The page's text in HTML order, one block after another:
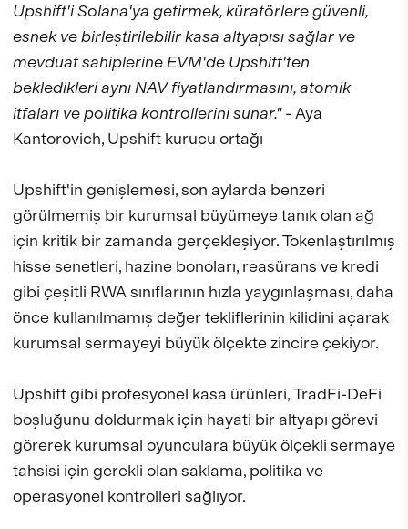
Upshift'i Solana'ya getirmek, küratörlere güvenli,
esnek ve birleştirilebilir kasa altyapısı sağlar ve
mevduat sahiplerine EVM'de Upshift'ten
bekledikleri aynı NAV fiyatlandırmasını, atomik
itfaları ve politika kontrollerini sunar."- Aya
Kantorovich, Upshift kurucu ortağı
Upshift'in genişlemesi, son aylarda benzeri
görülmemiş bir kurumsal büyümeye tanık olan ağ
için kritik bir zamanda gerçekleşiyor. Tokenlaştırılmış
hisse senetleri, hazine bonoları, reasürans ve kredi
gibi çeşitli RWA sınıflarının hızla yaygınlaşması, daha
önce kullanılmamış değer tekliflerinin kilidini açarak
kurumsal sermayeyi büyük ölçekte zincire çekiyor.
Upshift gibi profesyonel kasa ürünleri, TradFi-DeFi
boşluğunu doldurmak için hayati bir altyapı görevi
görerek kurumsal oyunculara büyük ölçekli sermaye
tahsisi için gerekli olan saklama, politika ve
operasyonel kontrolleri sağlıyor.